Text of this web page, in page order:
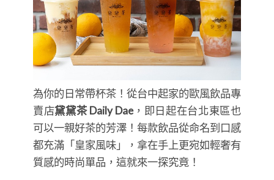
為你的日常帶杯茶！從台中起家的歐風飲品專
賣店黛黛茶 Daily Dae，即日起在台北東區也
可以一親好茶的芳澤！每款飲品從命名到口感
都充滿「皇家風味」，拿在手上更宛如輕奢有
質感的時尚單品，這就來一探究竟！